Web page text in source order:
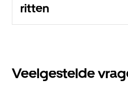
ritten
Veelgestelde